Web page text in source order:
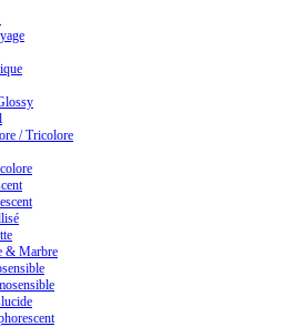
/ Tricolore
& Marbre